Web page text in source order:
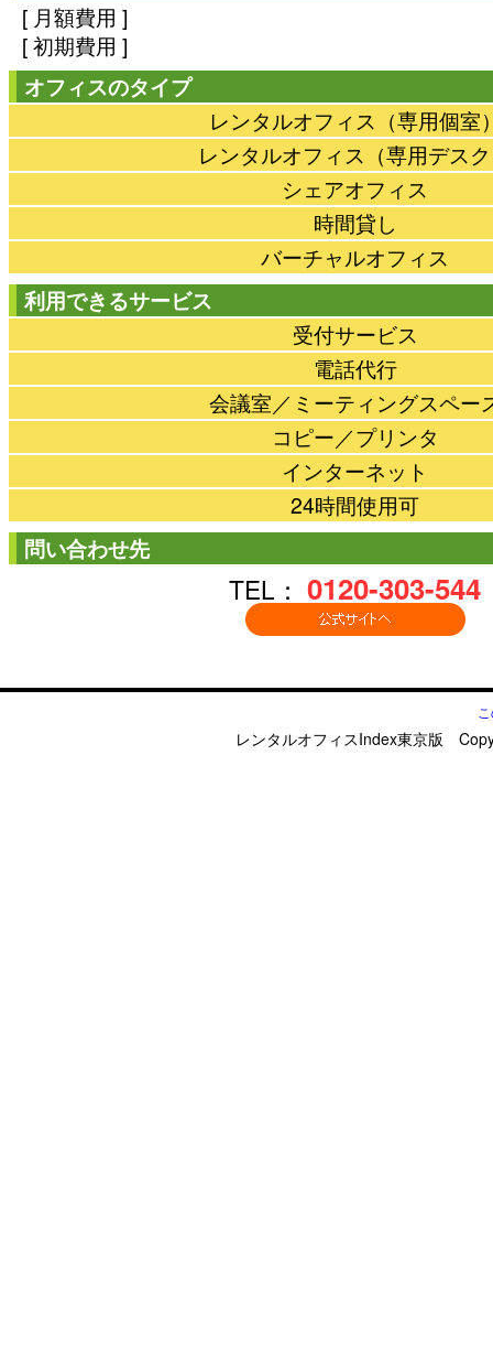
[ 月額費用 ]
[ 初期費用 ]
オフィスのタイプ
レンタルオフィス（専用個室
レンタルオフィス（専用デス
シェアオフィス
時間貸し
バーチャルオフィス
利用できるサービス
受付サービス
電話代行
会議室／ミーティングスペー
コピー／プリンタ
インターネット
24時間使用可
問い合わせ先
TEL： 0120-303-544
レンタルオフィスIndex東京版